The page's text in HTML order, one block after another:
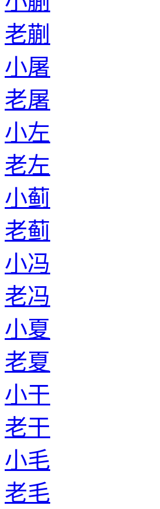
老蒯
小屠
老屠
小左
老左
小蓟
老蓟
小冯
老冯
小夏
老夏
小干
老干
小毛
老毛